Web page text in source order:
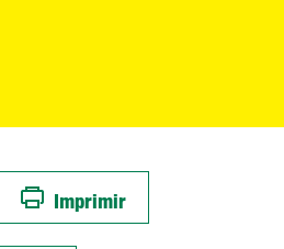
Imprimir